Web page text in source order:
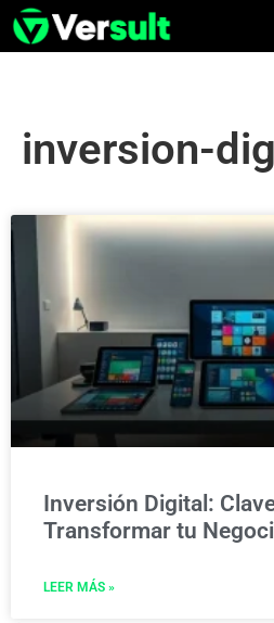
inversion-
Inversión Digital:
Transformar tu
LEER MÁS »